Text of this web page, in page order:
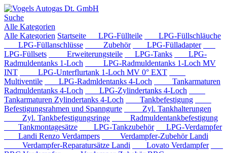
Suche
Alle Kategorien
Alle Kategorien Startseite LPG-Füllteile
LPG-Füllschläuche
LPG-Füllanschlüsse
Zubehör
LPG-Fülladapter
LPG-Füllsets
Erweiterungsteile LPG-Tanks
LPG-
Radmuldentanks 1-Loch
LPG-Radmuldentanks 1-Loch MV
INT
LPG-Unterflurtank 1-Loch MV 0° EXT
Multiventile
LPG-Radmldentanks 4-Loch
Tankarmaturen
Radmuldentanks 4-Loch
LPG-Zylindertanks 4-Loch
Tankarmaturen Zylindertanks 4-Loch
Tankbefestigung
Befestigungsrahmen und Spanngurte
Zyl. Tankhalterungen
Zyl. Tankbefestigungsringe
Radmuldentankbefestigung
Tankmontagesätze
LPG-Tankzubehör
LPG-Verdampfer
Landi Renzo Verdampers
Verdampfer-Zubehör Landi
Verdampfer-Reparatursätze Landi
Lovato Verdampfer